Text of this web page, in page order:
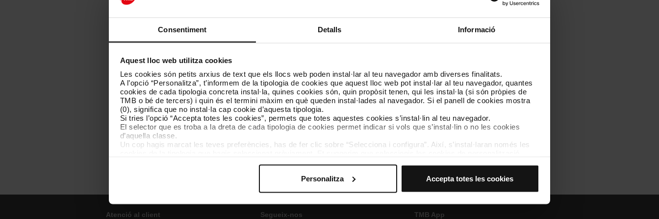
Consentiment Detalls Informació
Aquest lloc web utilitza cookies
Les cookies són petits arxius de text que els llocs web poden instal·lar al teu navegador amb diverses finalitats.
A l’opció “Personalitza”, t’informem de la tipologia de cookies que aquest lloc web pot instal·lar al teu navegador, quantes
cookies de cada tipologia concreta instal·la, quines cookies són, quin propòsit tenen, qui les instal·la (si són pròpies de
TMB o bé de tercers) i quin és el termini màxim en què queden instal·lades al navegador. Si el panell de cookies mostra
(0), significa que no instal·la cap cookie d’aquesta tipologia.
Si tries l’opció “Accepta totes les cookies”, permets que totes aquestes cookies s’instal·lin al teu navegador.
El selector que es troba a la dreta de cada tipologia de cookies permet indicar si vols que s’instal·lin o no les cookies
d’aquella classe.
Un cop hagis marcat les teves preferències, has de fer clic sobre “Selecciona i configura”. Així, s’instal·laran només les
començar a navegar-hi. Només pots consultar la nostraPolítica de cookies
Personalitza Accepta totes les cookies
[PDF: 134 KB]
Llista definitiva final de persones participants admeses i excloses 10005 Operari/a Sistemes Digitals de Veu i
Llista definitiva de persones participants admeses i excloses 10005 Operari/a Sistemes Digitals de Veu i Dades
(17/01/2025)
[PDF: 93 KB]
Llista provisional de persones participants admeses i excloses 10005 Operari/a Sistemes Digitals de Veu i Dades
(13/01/2025)
[PDF: 141 KB]
Bases de la convocatòria 10005 Operari/a Sistemes Digitals de Veu i Dades
Atenció al client Segueix-nos TMB App